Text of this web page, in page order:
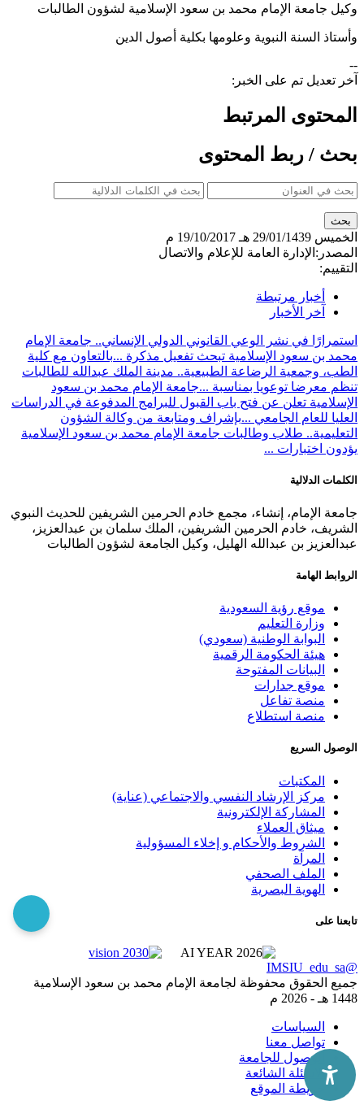
وكيل جامعة الإمام محمد بن سعود الإسلامية لشؤون الطالبات
وأستاذ السنة النبوية وعلومها بكلية أصول الدين
--
آخر تعديل تم على الخبر:
المحتوى المرتبط
بحث / ربط المحتوى
الخميس 29/01/1439 هـ
19/10/2017 م
المصدر: الإدارة العامة للإعلام والاتصال
التقييم:
أخبار مرتبطة
آخر الأخبار
استمرارًا في نشر الوعي القانوني الدولي الإنساني.. جامعة الإمام
محمد بن سعود الإسلامية تبحث تفعيل مذكرة ...بالتعاون مع كلية
الطب، وجمعية الرضاعة الطبيعية.. مدينة الملك عبدالله للطالبات
تنظم معرضا توعويا بمناسبة ...جامعة الإمام محمد بن سعود
الإسلامية تعلن عن فتح باب القبول للبرامج المدفوعة في الدراسات
العليا للعام الجامعي ...بإشراف ومتابعة من وكالة الشؤون
التعليمية.. طلاب وطالبات جامعة الإمام محمد بن سعود الإسلامية
يؤدون اختبارات ...
الكلمات الدلالية
جامعة الإمام، إنشاء، مجمع خادم الحرمين الشريفين للحديث النبوي
الشريف، خادم الحرمين الشريفين، الملك سلمان بن عبدالعزيز،
عبدالعزيز بن عبدالله الهليل، وكيل الجامعة لشؤون الطالبات
الروابط الهامة
موقع رؤية السعودية
وزارة التعليم
البوابة الوطنية (سعودي)
هيئة الحكومة الرقمية
البيانات المفتوحة
موقع جدارات
منصة تفاعل
منصة استطلاع
الوصول السريع
المكتبات
مركز الإرشاد النفسي والاجتماعي (عناية)
المشاركة الإلكترونية
ميثاق العملاء
الشروط والأحكام و إخلاء المسؤولية
المرآة
الملف الصحفي
الهوية البصرية
تابعنا على
@IMSIU_edu_sa
جميع الحقوق محفوظة لجامعة الإمام محمد بن سعود الإسلامية
1448 هـ -
2026 م
السياسات
تواصل معنا
الوصول للجامعة
الاسئلة الشائعة
خريطة الموقع